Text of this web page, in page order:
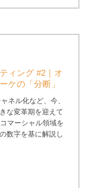
ィング #2｜オ
ケの「分断」
ネル化など、今、
な変革期を迎えて
マーシャル領域を
数字を基に解説し